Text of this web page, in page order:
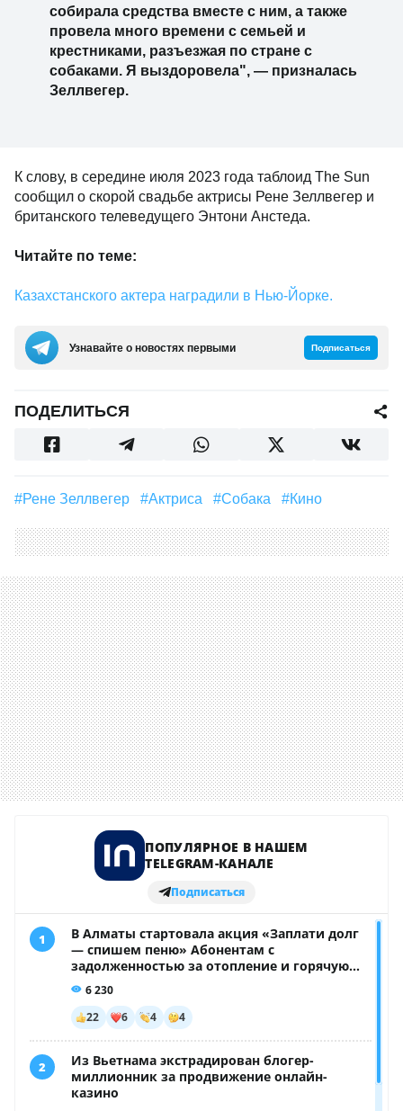
собирала средства вместе с ним, а также
провела много времени с семьей и
крестниками, разъезжая по стране с
собаками. Я выздоровела", — призналась
Зеллвегер.
К слову, в середине июля 2023 года таблоид The Sun
сообщил о скорой свадьбе актрисы Рене Зеллвегер и
британского телеведущего Энтони Анстеда.
Читайте по теме:
Казахстанского актера наградили в Нью-Йорке.
Узнавайте о новостях первыми Подписаться
ПОДЕЛИТЬСЯ
#Рене Зеллвегер #актриса #Собака #Кино